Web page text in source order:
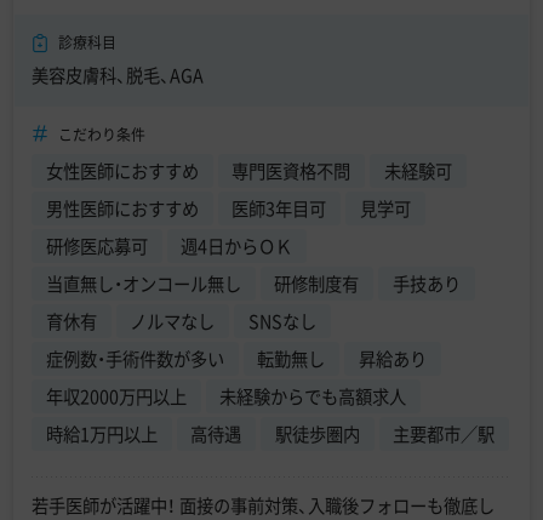
診療科目
美容皮膚科、脱毛、AGA
こだわり条件
女性医師におすすめ 専門医資格不問
未経験可
男性医師におすすめ
医師3年目可
見学可
研修医応募可
週4日からＯＫ
当直無し・オンコール無し
研修制度有
手技あり
育休有
ノルマなし
SNSなし
症例数・手術件数が多い
転勤無し
昇給あり
年収2000万円以上
未経験からでも高額求人
時給1万円以上
高待遇 駅徒歩圏内 主要都市／駅
若手医師が活躍中！ 面接の事前対策、入職後フォローも徹底し